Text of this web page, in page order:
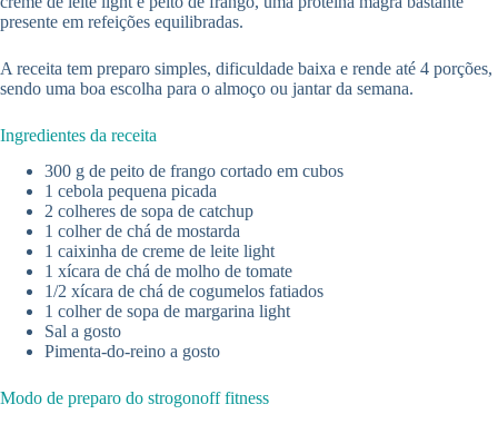
presente em refeições equilibradas.
A receita tem preparo simples, dificuldade baixa e rende até 4 porções,
sendo uma boa escolha para o almoço ou jantar da semana.
Ingredientes da receita
300 g de peito de frango cortado em cubos
1 cebola pequena picada
2 colheres de sopa de catchup
1 colher de chá de mostarda
1 caixinha de creme de leite light
1 xícara de chá de molho de tomate
1/2 xícara de chá de cogumelos fatiados
1 colher de sopa de margarina light
Sal a gosto
Pimenta-do-reino a gosto
Modo de preparo do strogonoff fitness